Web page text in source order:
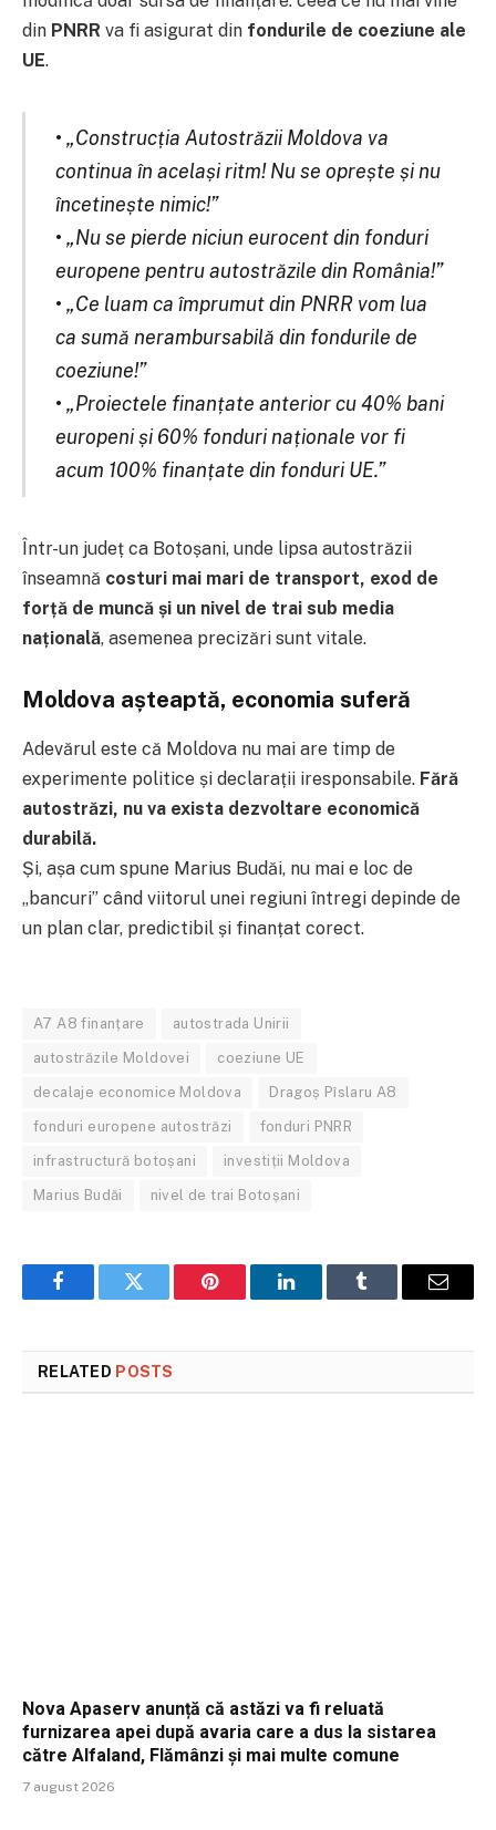
din PNRR va fi asigurat din fondurile de coeziune ale
UE.
• „Construcția Autostrăzii Moldova va
continua în același ritm! Nu se oprește și nu
încetinește nimic!”
• „Nu se pierde niciun eurocent din fonduri
europene pentru autostrăzile din România!”
• „Ce luam ca împrumut din PNRR vom lua
ca sumă nerambursabilă din fondurile de
coeziune!”
• „Proiectele finanțate anterior cu 40% bani
europeni și 60% fonduri naționale vor fi
acum 100% finanțate din fonduri UE.”
Într-un județ ca Botoșani, unde lipsa autostrăzii
înseamnă costuri mai mari de transport, exod de
forță de muncă și un nivel de trai sub media
națională, asemenea precizări sunt vitale.
Moldova așteaptă, economia suferă
Adevărul este că Moldova nu mai are timp de
experimente politice și declarații iresponsabile. Fără
autostrăzi, nu va exista dezvoltare economică
durabilă.
Și, așa cum spune Marius Budăi, nu mai e loc de
„bancuri” când viitorul unei regiuni întregi depinde de
un plan clar, predictibil și finanțat corect.
A7 A8 finanțare autostrada Unirii
autostrăzile Moldovei coeziune UE
decalaje economice Moldova Dragoș Pîslaru A8
fonduri europene autostrăzi fonduri PNRR
infrastructură botoșani investiții Moldova
Marius Budăi nivel de trai Botoșani
FacebookTwitter Pinterest LinkedInTumblr Email
RELATED POSTS
Nova Apaserv anunță că astăzi va fi reluată
furnizarea apei după avaria care a dus la sistarea
către Alfaland, Flămânzi și mai multe comune
7 august 2026